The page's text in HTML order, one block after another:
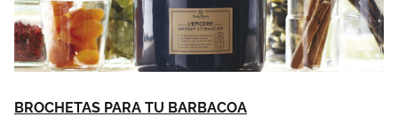
BROCHETAS PARA TU BARBACOA